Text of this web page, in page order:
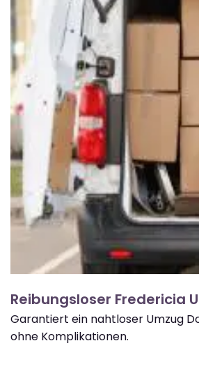
Reibungsloser Fredericia
Garantiert ein nahtloser Umzug
ohne Komplikationen.